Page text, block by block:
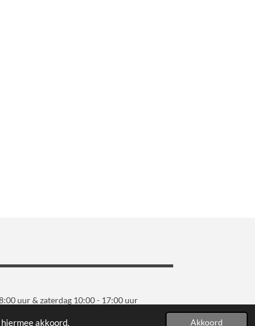
akkoord. Akkoord
uur & zaterdag 10:00 - 17:00 uur